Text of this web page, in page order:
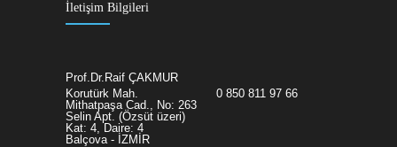
İletişim Bilgileri
Prof.Dr.Raif ÇAKMUR
Korutürk Mah.
Mithatpaşa Cad., No: 263
Selin Apt. (Özsüt üzeri)
Kat: 4, Daire: 4
Balçova - İZMİR
0 850 811 97 66